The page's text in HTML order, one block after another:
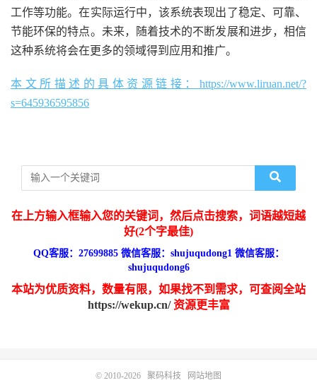
工作等功能。在实际运行中，该系统表现出了稳定、可靠、
节能环保的特点。未来，随着技术的不断发展和进步，相信
这种系统将会在更多的领域得到应用和推广。
本文所描述的具体资源链接：https://www.liruan.net/?
s=645936595856
在上方输入框输入您的关键词，然后点击搜索，词语越短越
好(2个字最佳)
QQ客服：27699885 微信客服：shujuqudong1 微信客服：
shujuqudong6
本站为优质资料，数量有限，如果找不到需求，可查阅全站
https://wekup.cn/资源更丰富
© 2010-2026 聚码科技 网站地图